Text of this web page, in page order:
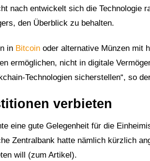
nach entwickelt sich die Technologie
den Überblick zu behalten.
in Bitcoin oder alternative Münzen mit
ermöglichen, nicht in digitale
Technologien sicherstellen“, so
verbieten
eine gute Gelegenheit für die
Zentralbank hatte nämlich kürzlich
will (zum Artikel).